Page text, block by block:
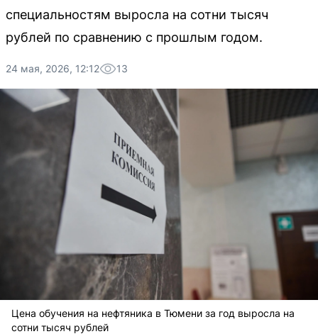
специальностям выросла на сотни тысяч
рублей по сравнению с прошлым годом.
24 мая, 2026, 12:12 13
Цена обучения на нефтяника в Тюмени за год выросла на
сотни тысяч рублей